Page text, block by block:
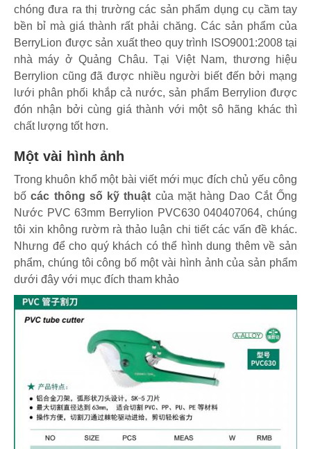
chóng đưa ra thị trường các sản phẩm dụng cụ cầm tay
bền bỉ mà giá thành rất phải chăng. Các sản phẩm của
BerryLion được sản xuất theo quy trình ISO9001:2008 tại
nhà máy ở Quảng Châu. Tại Việt Nam, thương hiệu
Berrylion cũng đã được nhiều người biết đến bởi mạng
lưới phân phối khắp cả nước, sản phẩm Berrylion được
đón nhận bởi cùng giá thành với một sô hãng khác thì
chất lượng tốt hơn.
Một vài hình ảnh
Trong khuôn khổ một bài viết mới mục đích chủ yếu công
bốcác thông số kỹ thuật của mặt hàng Dao Cắt Ống
Nước PVC 63mm Berrylion PVC630 040407064, chúng
tôi xin không rườm rà thảo luận chi tiết các vấn đề khác.
Nhưng để cho quý khách có thể hình dung thêm về sản
phẩm, chúng tôi công bố một vài hình ảnh của sản phẩm
dưới đây với mục đích tham khảo